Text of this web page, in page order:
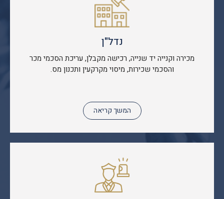
נדל"ן
מכירה וקנייה יד שנייה, רכישה מקבלן, עריכת הסכמי מכר
והסכמי שכירות, מיסוי מקרקעין ותכנון מס.
המשך קריאה